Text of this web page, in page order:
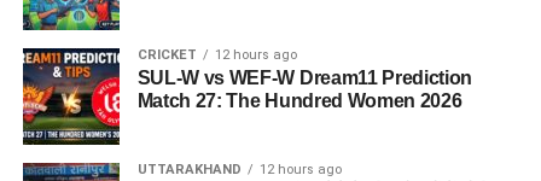
CRICKET 12 hours ago
SUL-W vs WEF-W Dream11 Prediction
Match 27: The Hundred Women 2026
UTTARAKHAND 12 hours ago